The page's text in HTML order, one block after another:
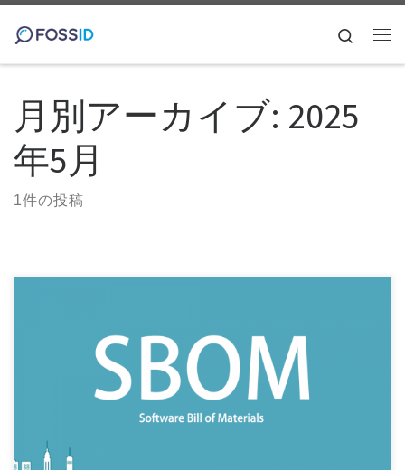
コンテンツへスキップ
Search
月別アーカイブ: 2025
年5月
1件の投稿
SBOM(Software Bill of Materials)という単語が広まり始めて2
年※1がた […]